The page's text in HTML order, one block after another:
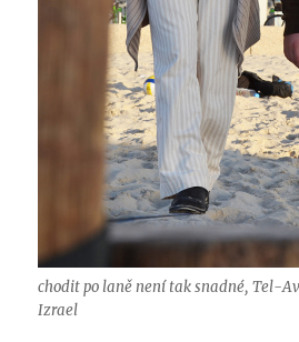
chodit po laně není tak snadné, Tel-
Izrael